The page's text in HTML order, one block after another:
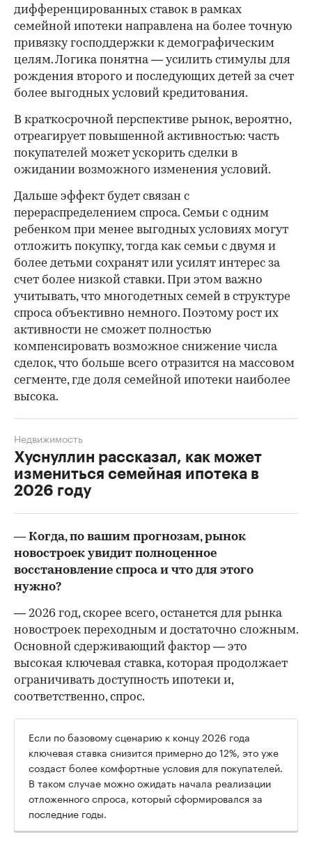
дифференцированных ставок в рамках
семейной ипотеки направлена на более точную
привязку господдержки к демографическим
целям. Логика понятна — усилить стимулы для
рождения второго и последующих детей за счет
более выгодных условий кредитования.
В краткосрочной перспективе рынок, вероятно,
отреагирует повышенной активностью: часть
покупателей может ускорить сделки в
ожидании возможного изменения условий.
Дальше эффект будет связан с
перераспределением спроса. Семьи с одним
ребенком при менее выгодных условиях могут
отложить покупку, тогда как семьи с двумя и
более детьми сохранят или усилят интерес за
счет более низкой ставки. При этом важно
учитывать, что многодетных семей в структуре
спроса объективно немного. Поэтому рост их
активности не сможет полностью
компенсировать возможное снижение числа
сделок, что больше всего отразится на массовом
сегменте, где доля семейной ипотеки наиболее
высока.
Хуснуллин рассказал, как может
измениться семейная ипотека в
2026 году
Недвижимость
— Когда, по вашим прогнозам, рынок
новостроек увидит полноценное
восстановление спроса и что для этого
нужно?
— 2026 год, скорее всего, останется для рынка
новостроек переходным и достаточно сложным.
Основной сдерживающий фактор — это
высокая ключевая ставка, которая продолжает
ограничивать доступность ипотеки и,
соответственно, спрос.
Если по базовому сценарию к концу 2026 года
ключевая ставка снизится примерно до 12%, это уже
создаст более комфортные условия для покупателей.
В таком случае можно ожидать начала реализации
отложенного спроса, который сформировался за
последние годы.